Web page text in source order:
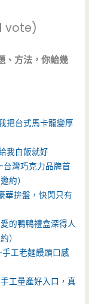
vote)
、方法，你給幾
把台式馬卡龍變厚
我白飯就好
灣巧克力品牌首
約）
華拚盤，快閃只有
的鴨鴨禮盒深得人
）
工老麵饅頭口感
工量產好入口，真